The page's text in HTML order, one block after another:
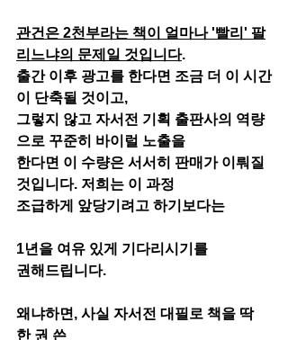
관건은 2천부라는 책이 얼마나 '빨리' 팔
리느냐의 문제일 것입니다.
출간 이후 광고를 한다면 조금 더 이 시간
이 단축될 것이고,
그렇지 않고 자서전 기획 출판사의 역량
으로 꾸준히 바이럴 노출을
한다면 이 수량은 서서히 판매가 이뤄질
것입니다. 저희는 이 과정
조급하게 앞당기려고 하기보다는
1년을 여유 있게 기다리시기를
권해드립니다.
왜냐하면, 사실 자서전 대필로 책을 딱
한 권 쓴